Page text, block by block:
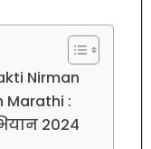
Nirman
Marathi :
2024